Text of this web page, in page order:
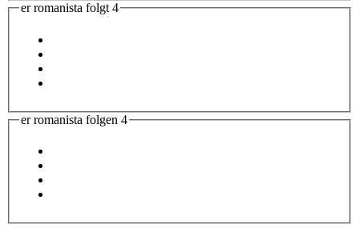
er romanista folgt 4
er romanista folgen 4